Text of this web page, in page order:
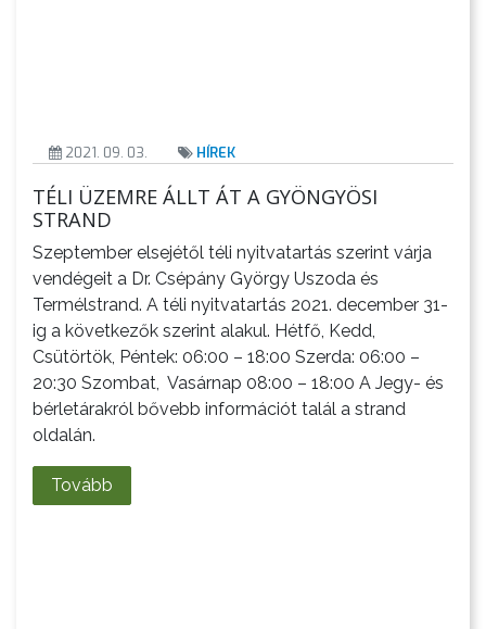
A
VÁROS
PÉNZÜGYEI
KÖLTSÉGVETÉSI
RENDELETEK
2021. 09. 03. HÍREK
TÉLI ÜZEMRE ÁLLT ÁT A GYÖNGYÖSI
STRAND
Szeptember elsejétől téli nyitvatartás szerint várja
vendégeit a Dr. Csépány György Uszoda és
Termélstrand. A téli nyitvatartás 2021. december 31-
ig a következők szerint alakul. Hétfő, Kedd,
Csütörtök, Péntek: 06:00 – 18:00 Szerda: 06:00 –
20:30 Szombat, Vasárnap 08:00 – 18:00 A Jegy- és
bérletárakról bővebb információt talál a strand
oldalán.
Tovább